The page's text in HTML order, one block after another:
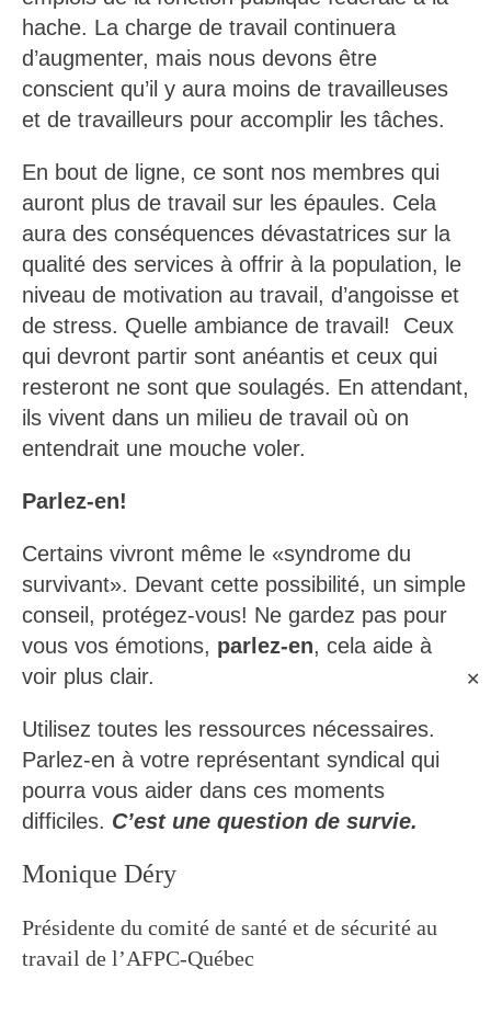
✕
hache. La charge de travail continuera
d’augmenter, mais nous devons être
conscient qu’il y aura moins de travailleuses
et de travailleurs pour accomplir les tâches.
En bout de ligne, ce sont nos membres qui
auront plus de travail sur les épaules. Cela
aura des conséquences dévastatrices sur la
qualité des services à offrir à la population, le
niveau de motivation au travail, d’angoisse et
de stress. Quelle ambiance de travail! Ceux
qui devront partir sont anéantis et ceux qui
resteront ne sont que soulagés. En attendant,
ils vivent dans un milieu de travail où on
entendrait une mouche voler.
Parlez-en!
Certains vivront même le «syndrome du
survivant». Devant cette possibilité, un simple
conseil, protégez-vous! Ne gardez pas pour
vous vos émotions, parlez-en, cela aide à
voir plus clair.
Utilisez toutes les ressources nécessaires.
Parlez-en à votre représentant syndical qui
pourra vous aider dans ces moments
difficiles. C’est une question de survie.
Monique Déry
Présidente du comité de santé et de sécurité au
travail de l’AFPC-Québec